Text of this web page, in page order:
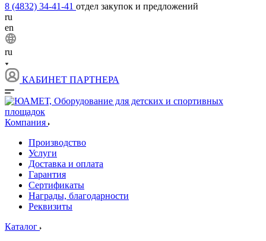
8 (4832) 34-41-41 отдел закупок и предложений
ru
en
ru
КАБИНЕТ ПАРТНЕРА
Компания
Производство
Услуги
Доставка и оплата
Гарантия
Сертификаты
Награды, благодарности
Реквизиты
Каталог